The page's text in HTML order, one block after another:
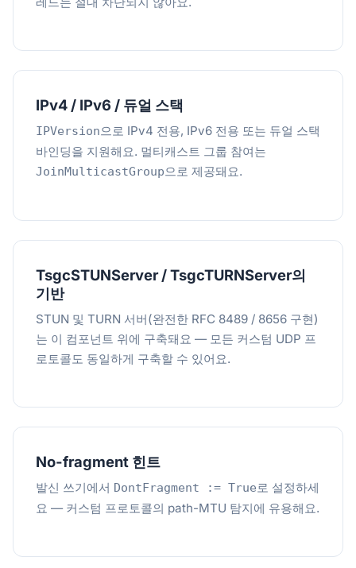
IPv4 / IPv6 / 듀얼 스택
IPVersion으로 IPv4 전용, IPv6 전용 또는 듀얼 스택
바인딩을 지원해요. 멀티캐스트 그룹 참여는
JoinMulticastGroup으로 제공돼요.
TsgcSTUNServer / TsgcTURNServer의
기반
STUN 및 TURN 서버(완전한 RFC 8489 / 8656 구현)
는 이 컴포넌트 위에 구축돼요 — 모든 커스텀 UDP 프
로토콜도 동일하게 구축할 수 있어요.
No-fragment 힌트
발신 쓰기에서 DontFragment := True로 설정하세
요 — 커스텀 프로토콜의 path-MTU 탐지에 유용해요.